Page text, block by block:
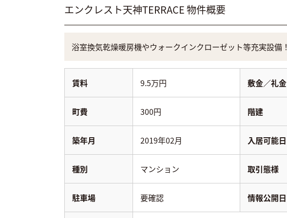
エンクレスト天神TERRACE物件概要
浴室換気乾燥暖房機やウォークインクローゼット等充実設備！
賃料 9.5万円 敷金／礼金
町費 300円 階建
築年月 2019年02月 入居可能日
種別 マンション 取引態様
駐車場 要確認 情報公開日